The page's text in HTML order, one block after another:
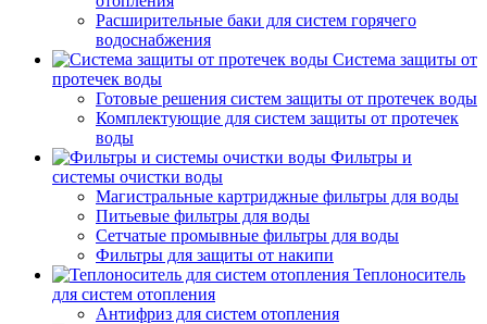
Расширительные баки для систем горячего
водоснабжения
Система защиты от
протечек воды
Готовые решения систем защиты от протечек воды
Комплектующие для систем защиты от протечек
воды
Фильтры и
системы очистки воды
Магистральные картриджные фильтры для воды
Питьевые фильтры для воды
Сетчатые промывные фильтры для воды
Фильтры для защиты от накипи
Теплоноситель
для систем отопления
Антифриз для систем отопления